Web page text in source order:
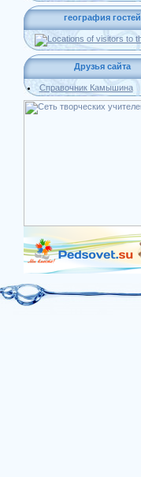
география гостей
Друзья сайта
Справочник Камышина